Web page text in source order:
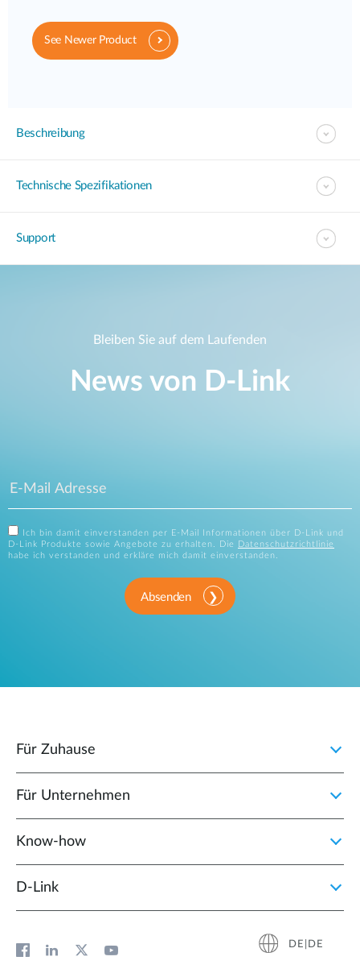
See Newer Product
Beschreibung
Technische Spezifikationen
Support
Bleiben Sie auf dem Laufenden
News von D‑Link
Ich bin damit einverstanden per E-Mail Informationen über D-Link und
D-Link Produkte sowie Angebote zu erhalten. Die
Datenschutzrichtlinie
habe ich verstanden und erkläre mich damit einverstanden.
Absenden
Für Zuhause
Für Unternehmen
Know-how
D‑Link
DE|DE